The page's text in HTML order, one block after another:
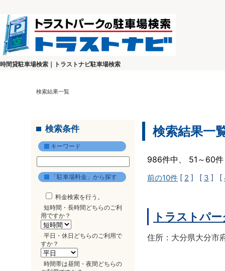
時間貸駐車場検索｜トラストナビ駐車場検索
検索結果一覧
検索条件
キーワード
「駐車場料金」から探す
料金検索を行う。
短時間・長時間どちらのご利
用ですか？
平日・休日どちらのご利用で
すか？
時間帯は昼間・夜間どちらの
検索結果一
986件中、 51～60
前の10件 [ 2 ] [ 3 ] [
トラストパ
住所：大分県大分市